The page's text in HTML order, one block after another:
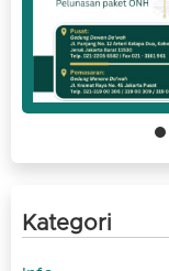
Kategori